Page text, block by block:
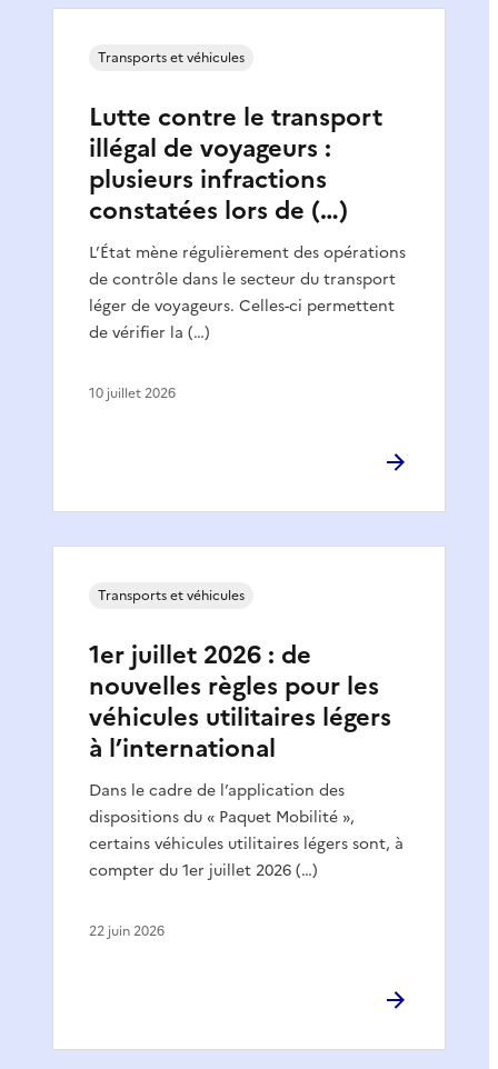
Lutte contre le transport
illégal de voyageurs :
plusieurs infractions
constatées lors de (…)
L’État mène régulièrement des opérations
de contrôle dans le secteur du transport
léger de voyageurs. Celles-ci permettent
de vérifier la (…)
Transports et véhicules
10 juillet 2026
1er juillet 2026 : de
nouvelles règles pour les
véhicules utilitaires légers
à l’international
Dans le cadre de l’application des
dispositions du « Paquet Mobilité »,
certains véhicules utilitaires légers sont, à
compter du 1er juillet 2026 (…)
Transports et véhicules
22 juin 2026